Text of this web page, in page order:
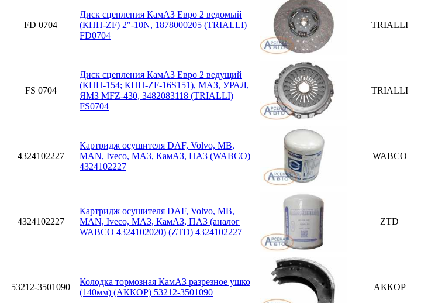
FD 0704
Диск сцепления КамАЗ Евро 2 ведомый
(КПП-ZF) 2″-10N, 1878000205 (TRIALLI)
FD0704
TRIALLI
FS 0704
Диск сцепления КамАЗ Евро 2 ведущий
(КПП-154; КПП-ZF-16S151), МАЗ, УРАЛ,
ЯМЗ MFZ-430, 3482083118 (TRIALLI)
FS0704
TRIALLI
4324102227
Картридж осушителя DAF, Volvo, MB,
MAN, Iveco, МАЗ, КамАЗ, ПА3 (WABCO)
4324102227
WABCO
4324102227
Картридж осушителя DAF, Volvo, MB,
MAN, Iveco, МАЗ, КамАЗ, ПА3 (аналог
WABCO 4324102020) (ZTD) 4324102227
ZTD
53212-3501090
Колодка тормозная КамАЗ разрезное ушко
(140мм) (АККОР) 53212-3501090
АККОР